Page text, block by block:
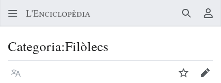
Buscar
Categoria:Filòlecs
Llegir en un atre idioma Vigilar